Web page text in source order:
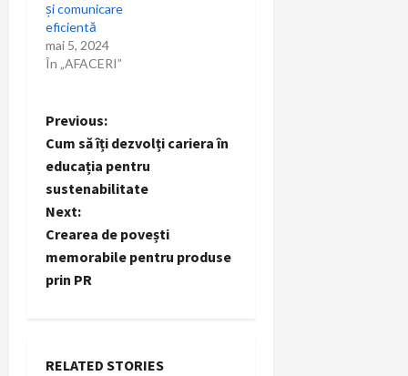
și comunicare
eficientă
mai 5, 2024
În „AFACERI”
P
o
s
t
n
v
Previous:
Cum să îți dezvolți cariera în
educația pentru
sustenabilitate
Next:
Crearea de povești
memorabile pentru produse
prin PR
RELATED STORIES